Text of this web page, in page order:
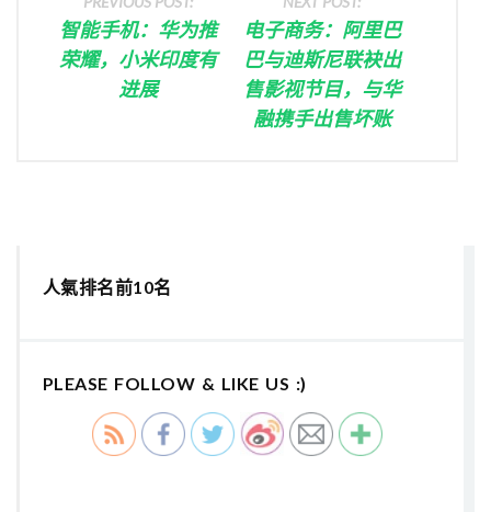
智能手机：华为推
荣耀，小米印度有
进展
电子商务：阿里巴
巴与迪斯尼联袂出
售影视节目，与华
融携手出售坏账
人氣排名前10名
PLEASE FOLLOW & LIKE US :)